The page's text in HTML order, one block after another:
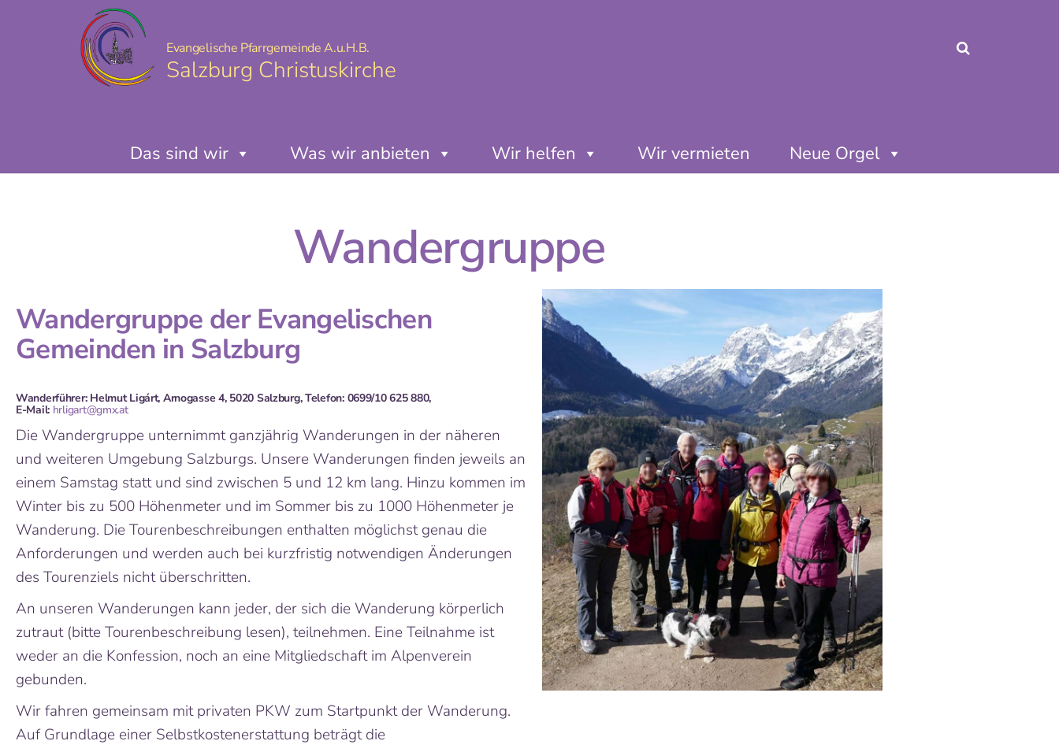
Evangelische Pfarrgemeinde A.u.H.B.
Salzburg Christuskirche
Das sind wir Was wir anbieten Wir helfen Wir vermieten Neue Orgel
Wandergruppe
Wandergruppe der Evangelischen
Gemeinden in Salzburg
Wanderführer: Helmut Ligárt, Arnogasse 4, 5020 Salzburg, Telefon: 0699/10 625 880,
E-Mail: hrligart@gmx.at
Die Wandergruppe unternimmt ganzjährig Wanderungen in der näheren
und weiteren Umgebung Salzburgs. Unsere Wanderungen finden jeweils an
einem Samstag statt und sind zwischen 5 und 12 km lang. Hinzu kommen im
Winter bis zu 500 Höhenmeter und im Sommer bis zu 1000 Höhenmeter je
Wanderung. Die Tourenbeschreibungen enthalten möglichst genau die
Anforderungen und werden auch bei kurzfristig notwendigen Änderungen
des Tourenziels nicht überschritten.
An unseren Wanderungen kann jeder, der sich die Wanderung körperlich
zutraut (bitte Tourenbeschreibung lesen), teilnehmen. Eine Teilnahme ist
weder an die Konfession, noch an eine Mitgliedschaft im Alpenverein
gebunden.
Wir fahren gemeinsam mit privaten PKW zum Startpunkt der Wanderung.
Auf Grundlage einer Selbstkostenerstattung beträgt die